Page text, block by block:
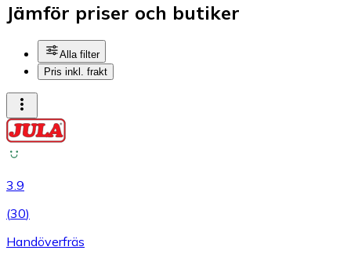
Jämför priser och butiker
Alla filter
Pris inkl. frakt
3.9
(30)
Handöverfräs